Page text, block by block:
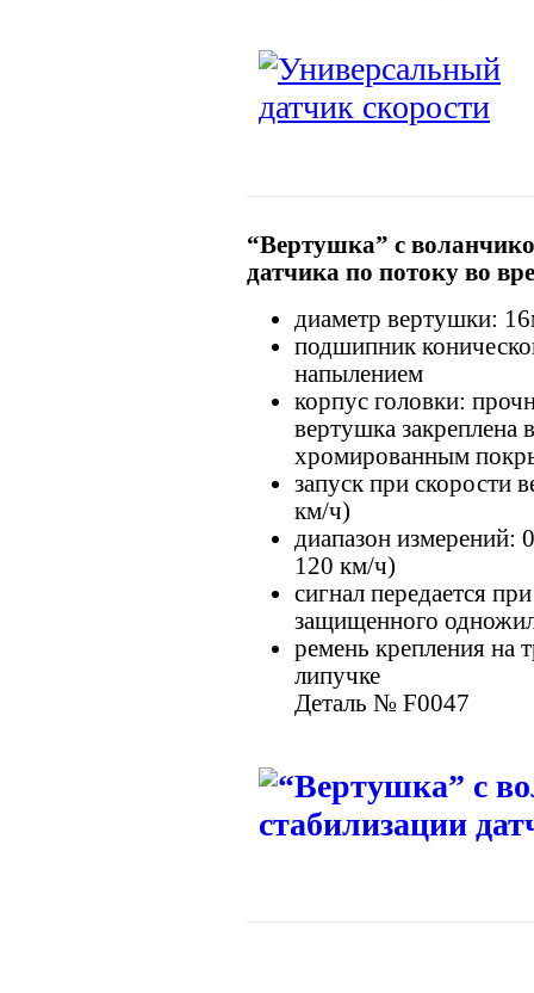
“Вертушка” с
датчика по потоку во
диаметр вертушки:
подшипник
напылением
корпус головки:
вертушка закреплена
хромированным
запуск при скорости
км/ч)
диапазон измерений:
120 км/ч)
сигнал передается
защищенного
ремень крепления на
липучке
Деталь № F0047